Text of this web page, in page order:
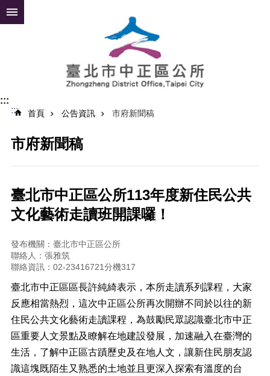
跳到主要內容區塊
公
資
訊
民
服
務
識
中
正
關
介
紹
鄰
里
:::
:::
首頁 公告資訊 市府新聞稿
市府新聞稿
臺北市中正區公所113年度新住民公共
文化藝術走讀班開課囉！
發布機關：臺北市中正區公所
聯絡人：張雅筑
聯絡資訊：02-23416721分機317
臺北市中正區區長許純綺表示，本所走讀系列課程，大家
反應相當熱烈，這次中正區公所再次開辦不同於以往的新
住民公共文化藝術走讀課程，為鼓勵民眾認識臺北市中正
區重要人文景點及瞭解在地建設發展，加速融入在臺灣的
生活，了解中正區古蹟歷史及在地人文，讓新住民朋友認
識這塊既陌生又熟悉的土地並且更深入探索有溫度的台